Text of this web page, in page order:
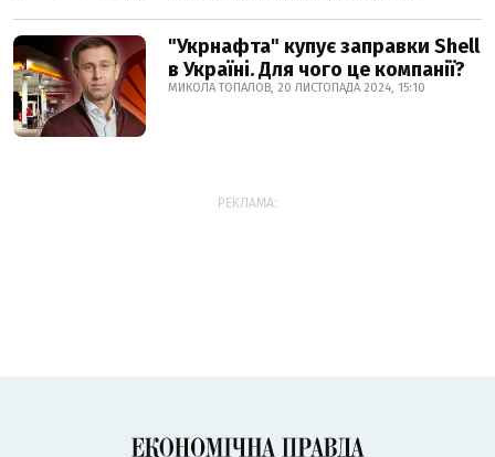
"Укрнафта" купує заправки Shell
в Україні. Для чого це компанії?
МИКОЛА ТОПАЛОВ, 20 ЛИСТОПАДА 2024, 15:10
РЕКЛАМА: